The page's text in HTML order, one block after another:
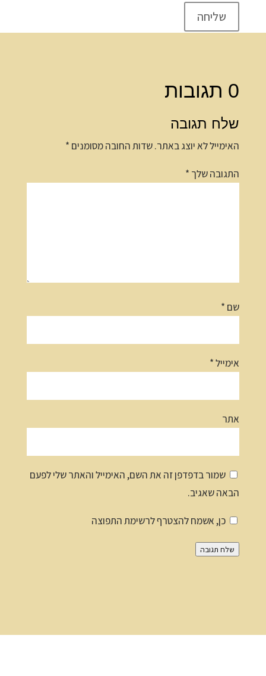
שליחה
0 תגובות
שלח תגובה
האימייל לא יוצג באתר.שדות החובה מסומנים *
התגובה שלך *
שם *
אימייל*
אתר
שמור בדפדפן זה את השם, האימייל והאתר שלי לפעם
הבאה שאגיב.
כן, אשמח להצטרף לרשימת התפוצה
שלח תגובה